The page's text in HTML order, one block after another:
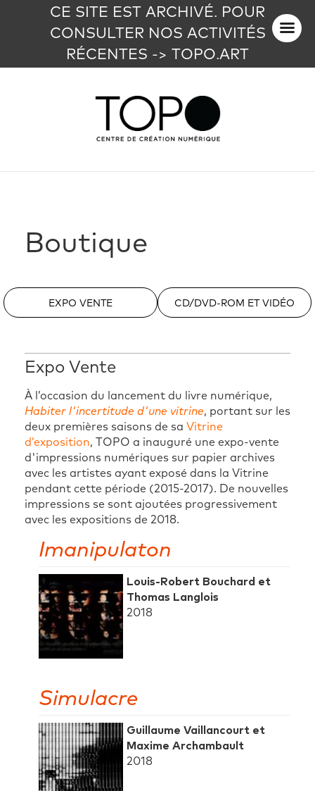
CE SITE EST ARCHIVÉ. POUR
CONSULTER NOS ACTIVITÉS
RÉCENTES -> TOPO.ART
Boutique
EXPO VENTE CD/DVD-ROM ET VIDÉO
Expo Vente
À l’occasion du lancement du livre numérique,
Habiter l'incertitude d'une vitrine, portant sur les
deux premières saisons de sa Vitrine
d’exposition, TOPO a inauguré une expo-vente
d'impressions numériques sur papier archives
avec les artistes ayant exposé dans la Vitrine
pendant cette période (2015-2017). De nouvelles
impressions se sont ajoutées progressivement
avec les expositions de 2018.
Imanipulaton
Louis-Robert Bouchard et
Thomas Langlois
2018
Simulacre
Guillaume Vaillancourt et
Maxime Archambault
2018